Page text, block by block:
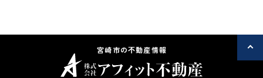
宮崎市の不動産情報